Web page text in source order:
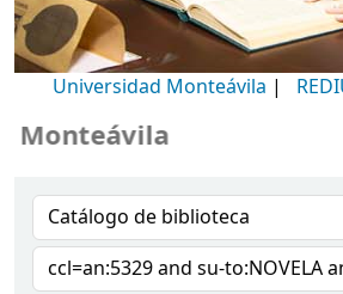
Universidad Monteávila |